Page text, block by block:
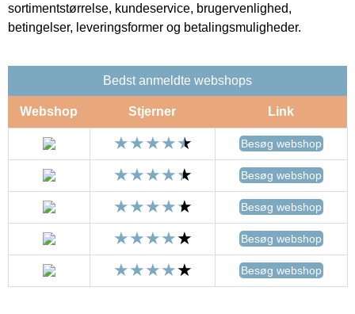
sortimentstørrelse, kundeservice, brugervenlighed,
betingelser, leveringsformer og betalingsmuligheder.
Bedst anmeldte webshops
Webshop Stjerner Link
Besøg webshop
Besøg webshop
Besøg webshop
Besøg webshop
Besøg webshop